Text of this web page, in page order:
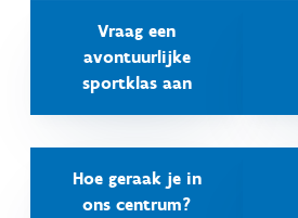
Vraag een
avontuurlijke
sportklas aan
Hoe geraak je in
ons centrum?